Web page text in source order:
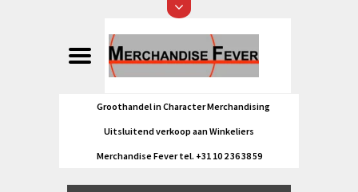
Groothandel in Character Merchandising
Uitsluitend verkoop aan Winkeliers
Merchandise Fever tel. +31 10 2 36 38 59